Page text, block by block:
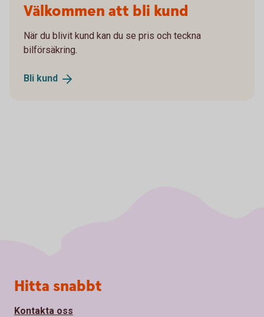
Välkommen att bli kund
När du blivit kund kan du se pris och teckna
bilförsäkring.
Bli kund
Sidfot
Hitta snabbt
Kontakta oss